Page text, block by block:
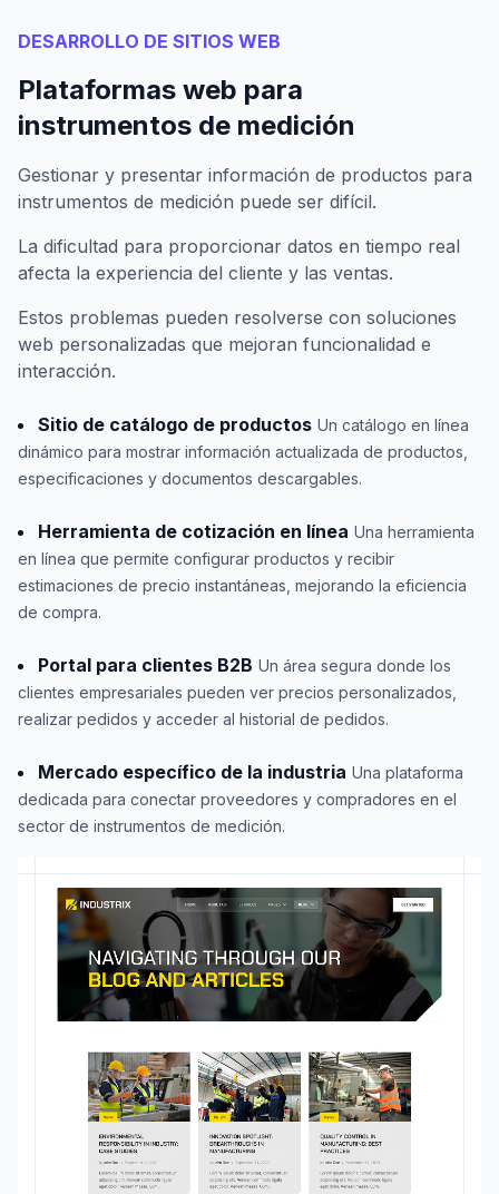
DESARROLLO DE SITIOS WEB
Plataformas web para
instrumentos de medición
Gestionar y presentar información de productos para
instrumentos de medición puede ser difícil.
La dificultad para proporcionar datos en tiempo real
afecta la experiencia del cliente y las ventas.
Estos problemas pueden resolverse con soluciones
web personalizadas que mejoran funcionalidad e
interacción.
Sitio de catálogo de productos Un catálogo en línea
dinámico para mostrar información actualizada de productos,
especificaciones y documentos descargables.
Herramienta de cotización en línea Una herramienta
en línea que permite configurar productos y recibir
estimaciones de precio instantáneas, mejorando la eficiencia
de compra.
Portal para clientes B2B Un área segura donde los
clientes empresariales pueden ver precios personalizados,
realizar pedidos y acceder al historial de pedidos.
Mercado específico de la industria Una plataforma
dedicada para conectar proveedores y compradores en el
sector de instrumentos de medición.